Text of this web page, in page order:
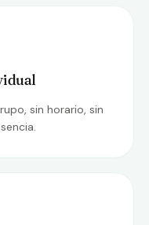
sin horario, sin